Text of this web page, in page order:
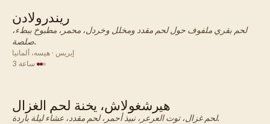
ألماني · عشاء
ريندرولادن
لحم بقري ملفوف حول لحم مقدد ومخلل وخردل، محمر، مطبوخ ببطء،
صلصة.
إيريس · هيسه، ألمانيا
3 ساعة·
ألماني · عشاء
هيرشغولاش، يخنة لحم الغزال
لحم غزال، توت العرعر، نبيذ أحمر، لحم مقدد، عشاء ليلة باردة.